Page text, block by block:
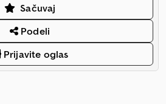
Sačuvaj
Podeli
Prijavite oglas